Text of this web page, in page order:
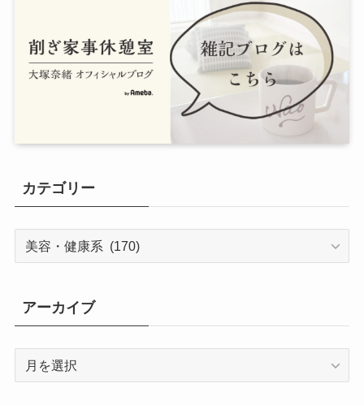
カテゴリー
リ
ー
アーカイブ